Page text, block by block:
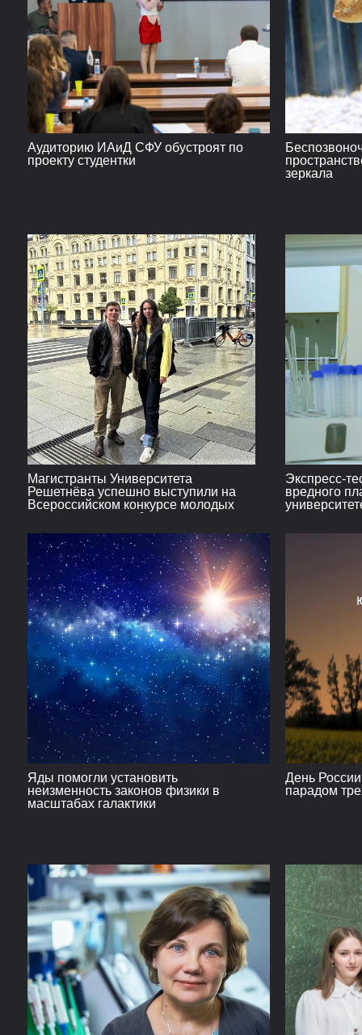
Аудиторию ИАиД СФУ обустроят по
проекту студентки
зеркала
Магистранты Университета
Решетнёва успешно выступили на
Всероссийском конкурсе молодых
архитекторов и урбанистов
Экспресс-
вредного
Яды помогли установить
неизменность законов физики в
масштабах галактики
День
парадом